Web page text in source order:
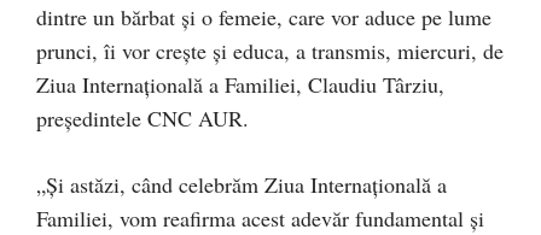
dintre un bărbat și o femeie, care vor aduce pe lume
prunci, îi vor crește și educa, a transmis, miercuri, de
Ziua Internațională a Familiei, Claudiu Târziu,
președintele CNC AUR.
„Și astăzi, când celebrăm Ziua Internațională a
Familiei, vom reafirma acest adevăr fundamental și